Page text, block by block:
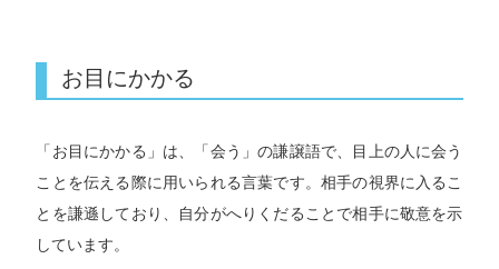
お目にかかる
「お目にかかる」は、「会う」の謙譲語で、目上の人に会う
ことを伝える際に用いられる言葉です。相手の視界に入るこ
とを謙遜しており、自分がへりくだることで相手に敬意を示
しています。